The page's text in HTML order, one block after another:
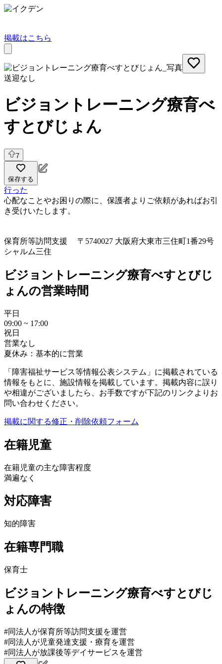
掲載はこちら
送迎なし
ビジョントレーニング療育べ
すとびじょん
7
保存する
行った
心配なことやお困りの際に、保護者よりご依頼があればお引
き受けいたします。
保育所等訪問支援 〒5740027 大阪府大東市三住町1番29号
シャルム三住
ビジョントレーニング療育べすとびじ
ょんの営業時間
平日
09:00 ~ 17:00
祝日
営業なし
夏休み：基本的に営業
「障害福祉サービス等情報公表システム」に掲載されている
情報をもとに、施設情報を掲載しています。掲載内容に誤り
や相違がございましたら、お手数ですが下記のリンクよりお
問い合わせください。
掲載に関する修正・削除依頼フォーム
在籍児童
在籍児童の主な障害程度
満遍なく
対応障害
知的障害
在籍専門職
保育士
ビジョントレーニング療育べすとびじ
ょんの特徴
#同法人が保育所等訪問支援を運営
#同法人が児童発達支援・療育を運営
#同法人が放課後等デイサービスを運営